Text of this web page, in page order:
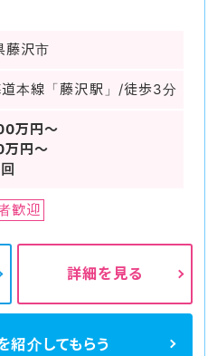
藤沢市
道本線「藤沢駅」/徒歩3分
万円～
万円～
歓迎
詳細を見る
紹介してもらう